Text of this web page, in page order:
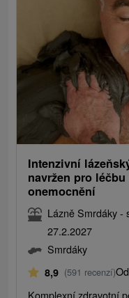
Intenzivní
navržen pro
onemocnění
Lázně Smrdáky -
27.2.2027
Smrdáky
8,9 (591 recenzí)
Komplexní zdravotní